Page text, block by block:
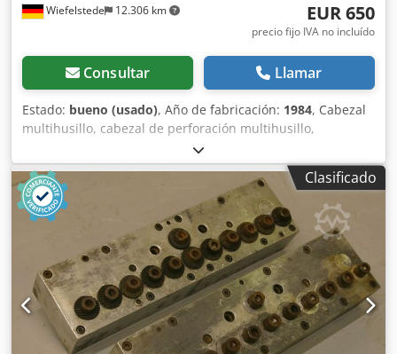
Wiefelstede 12.306 km EUR 650
precio fijo IVA no incluído
Consultar Llamar
Estado: bueno (usado), Año de fabricación: 1984, Cabezal
multihusillo, cabezal de perforación multihusillo,
transmisión de perforación Cododym D Topfx Aguorf -
Cabezal multihusillo articulado -Máx. número de taladros
-7 taladros instalados, pinza de sujeción: mm -Distancia
mínima entre taladros: mm -Peso: 11,3 kg Los cabezales
multihusillo articulados son herramientas versátiles para
diversas operaciones de mecanizado, como taladrar,
roscar, avellanar, refrentar, fresar y tornear, que permiten
mecanizar varios agujeros simultáneamente.
Clasificado